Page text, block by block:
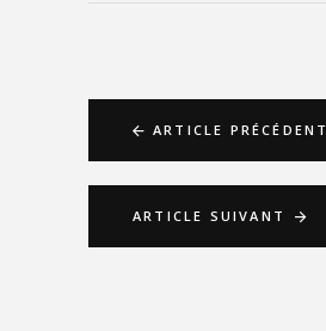
ARTICLE PRÉCÉDENT
ARTICLE SUIVANT